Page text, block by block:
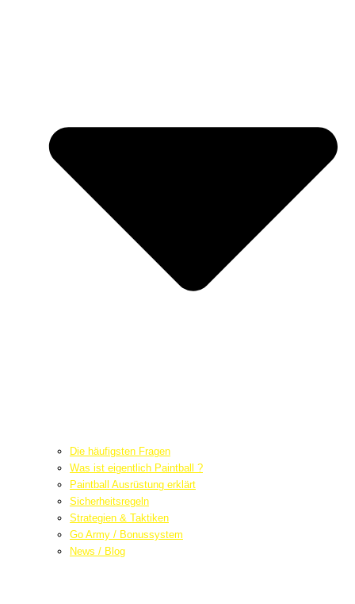
Die häufigsten Fragen
Was ist eigentlich Paintball ?
Paintball Ausrüstung erklärt
Sicherheitsregeln
Strategien & Taktiken
Go Army / Bonussystem
News / Blog